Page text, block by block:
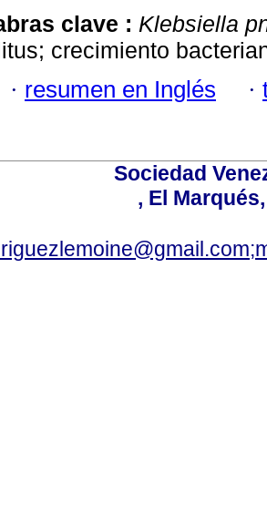
clave : Klebsiella
crecimiento
· resumen en Inglés ·
Sociedad
, El